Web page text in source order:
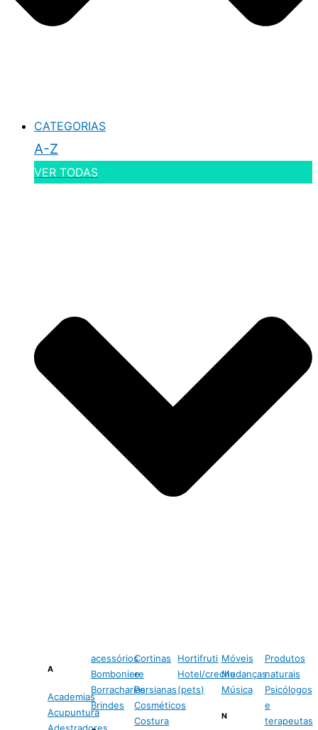
CATEGORIAS
A-Z
VER TODAS
A
Academias
Acupuntura
acessórios
Bomboniere
Borracharias
Brindes
Cortinas
e
Persianas
Cosméticos
Costura
Hortifruti
Hotel/creche
(pets)
Móveis
Mudanças
Música
N
Produtos
naturais
Psicólogos
e
terapeutas